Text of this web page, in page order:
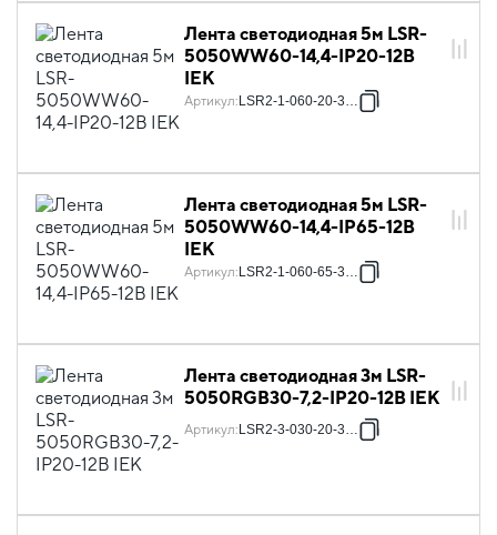
Лента светодиодная 5м LSR-
5050WW60-14,4-IP20-12В
IEK
Артикул: LSR2-1-060-20-3-05
Лента светодиодная 5м LSR-
5050WW60-14,4-IP65-12В
IEK
Артикул: LSR2-1-060-65-3-05
Лента светодиодная 3м LSR-
5050RGB30-7,2-IP20-12В IEK
Артикул: LSR2-3-030-20-3-03